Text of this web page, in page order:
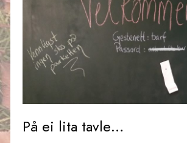
På ei lita tavle…